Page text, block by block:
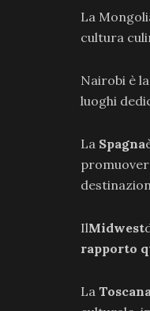
La
cultura
Nairobi è
luoghi
La Spagna
IlMidwest
rapporto
La Toscana